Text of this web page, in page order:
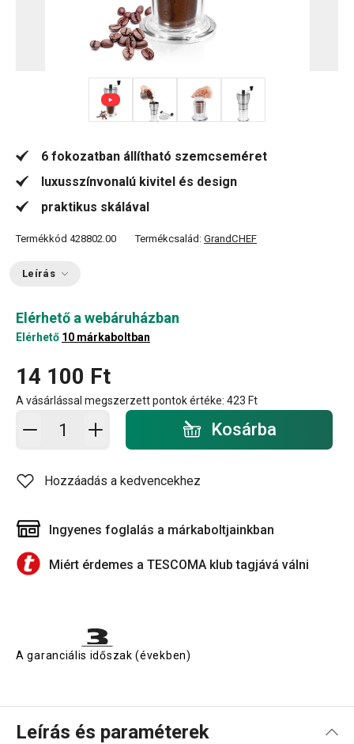
6 fokozatban állítható szemcseméret
luxusszínvonalú kivitel és design
praktikus skálával
Termékkód 428802.00 Termékcsalád: GrandCHEF
Leírás
Elérhető a webáruházban
Elérhető 10 márkaboltban
14 100 Ft
A vásárlással megszerzett pontok értéke: 423 Ft
Kosárba - mennyiség Kosárba
Hozzáadás a kedvencekhez
Ingyenes foglalás a márkaboltjainkban
Miért érdemes a TESCOMA klub tagjává válni
A garanciális időszak (években)
Leírás és paraméterek